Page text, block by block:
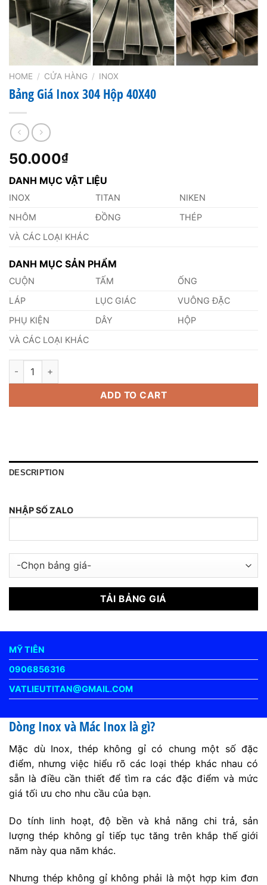
HOME / CỬA HÀNG / INOX
Bảng Giá Inox 304 Hộp 40X40
50.000₫
DANH MỤC VẬT LIỆU
INOX TITAN
NIKEN
NHÔM
ĐỒNG
THÉP
VÀ CÁC LOẠI KHÁC
DANH MỤC SẢN PHẨM
CUỘN TẤM
ỐNG
LÁP
LỤC GIÁC
VUÔNG ĐẶC
PHỤ KIỆN
DÂY
HỘP
VÀ CÁC LOẠI KHÁC
Bảng Giá Inox 304 Hộp 40X40 quantity
ADD TO CART
DESCRIPTION
NHẬP SỐ ZALO
MỸ TIÊN
0906856316
VATLIEUTITAN@GMAIL.COM
Dòng Inox và Mác Inox là gì?
Mặc dù Inox, thép không gỉ có chung một số đặc
điểm, nhưng việc hiểu rõ các loại thép khác nhau có
sẵn là điều cần thiết để tìm ra các đặc điểm và mức
giá tối ưu cho nhu cầu của bạn.
Do tính linh hoạt, độ bền và khả năng chi trả, sản
lượng thép không gỉ tiếp tục tăng trên khắp thế giới
năm này qua năm khác.
Nhưng thép không gỉ không phải là một hợp kim đơn